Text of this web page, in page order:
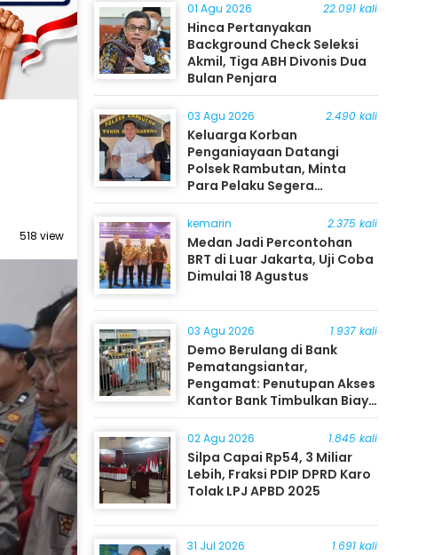
518 view
01 Agu 2026 22.091 kali
Hinca Pertanyakan
Background Check Seleksi
Akmil, Tiga ABH Divonis Dua
Bulan Penjara
03 Agu 2026 2.490 kali
Keluarga Korban
Penganiayaan Datangi
Polsek Rambutan, Minta
Para Pelaku Segera
Ditangkap
kemarin 2.375 kali
Medan Jadi Percontohan
BRT di Luar Jakarta, Uji Coba
Dimulai 18 Agustus
03 Agu 2026 1.937 kali
Demo Berulang di Bank
Pematangsiantar,
Pengamat: Penutupan Akses
Kantor Bank Timbulkan Biaya
Ekonomi bagi Masyarakat
02 Agu 2026 1.845 kali
Silpa Capai Rp54, 3 Miliar
Lebih, Fraksi PDIP DPRD Karo
Tolak LPJ APBD 2025
31 Jul 2026 1.691 kali